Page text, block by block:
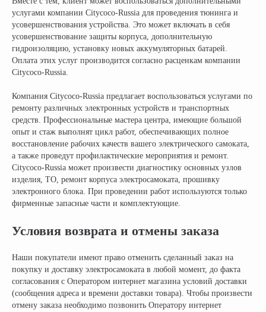
услугами компании Citycoco-Russia для проведения тюнинга и
усовершенствования устройства. Это может включать в себя
усовершенствование защиты корпуса, дополнительную
гидроизоляцию, установку новых аккумуляторных батарей.
Оплата этих услуг производится согласно расценкам компании
Citycoco-Russia.
Компания Citycoco-Russia предлагает воспользоваться услугами по
ремонту различных электронных устройств и транспортных
средств. Профессиональные мастера центра, имеющие большой
опыт и стаж выполнят цикл работ, обеспечивающих полное
восстановление рабочих качеств вашего электрического самоката,
а также проведут профилактические мероприятия и ремонт.
Citycoco-Russia может произвести диагностику основных узлов
изделия, ТО, ремонт корпуса электросамоката, прошивку
электронного блока. При проведении работ используются только
фирменные запасные части и комплектующие.
Условия возврата и отмены заказа
Наши покупатели имеют право отменить сделанный заказ на
покупку и доставку электросамоката в любой момент, до факта
согласования с Оператором интернет магазина условий доставки
(сообщения адреса и времени доставки товара). Чтобы произвести
отмену заказа необходимо позвонить Оператору интернет
© CityCoCo Russia Operating Company, LLC. 2019–2026
Московская область, г. Мытищи, ул. Ярмарочная с4Б.
Павильон Т 10-15
г. Москва, съезд 91-й км МКАД
Ростовское Шоссе 11/4
Получить консультацию
НАШИ САЛОНЫ:
Вся представленная на сайте информация, носит информационный характер и ни при каких
условиях не является публичной офертой, определяемой положениями Статьи 437(2)
ИНН: 502986579524
ОГРН: 319505300005981
ИП Талипов М.Б.